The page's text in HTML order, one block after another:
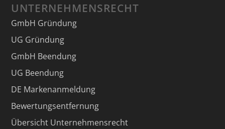
UNTERNEHMENSRECHT
GmbH Gründung
UG Gründung
GmbH Beendung
UG Beendung
DE Markenanmeldung
Bewertungsentfernung
Übersicht Unternehmensrecht